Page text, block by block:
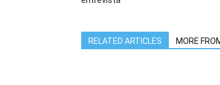
RELATED ARTICLES MORE